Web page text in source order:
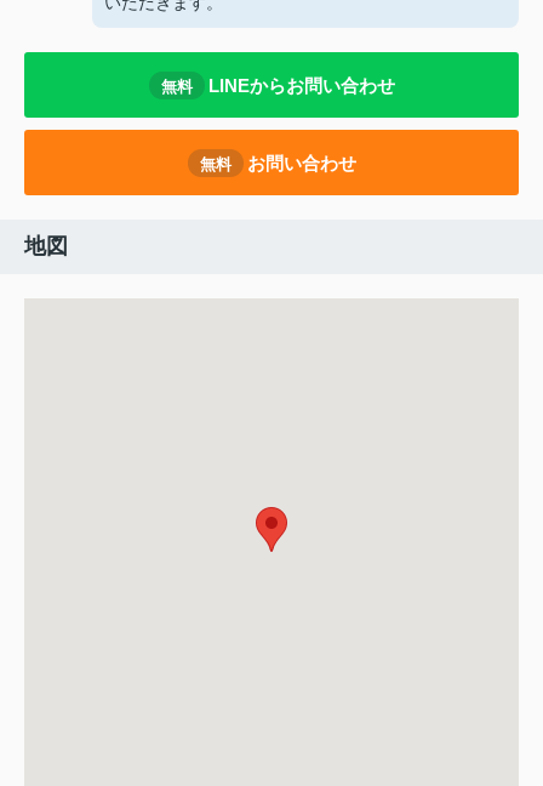
無料 LINEからお問い合わせ
無料 お問い合わせ
地図